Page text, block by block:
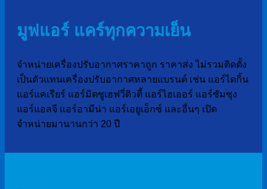
มูฟแอร์ แคร์ทุกความเย็น
จำหน่ายเครื่องปรับอากาศราคาถูก ราคาส่ง ไม่รวมติดตั้ง
เป็นตัวแทนเครื่องปรับอากาศหลายแบรนด์ เช่น แอร์ไดกิ้น
แอร์แคเรียร์ แอร์มิตซูเฮฟวี่ดิวตี้ แอร์ไฮเออร์ แอร์ซัมซุง
แอร์แอลจี แอร์อามีน่า แอร์เอยูเอ็กซ์ และอื่นๆ เปิด
จำหน่ายมานานกว่า 20 ปี